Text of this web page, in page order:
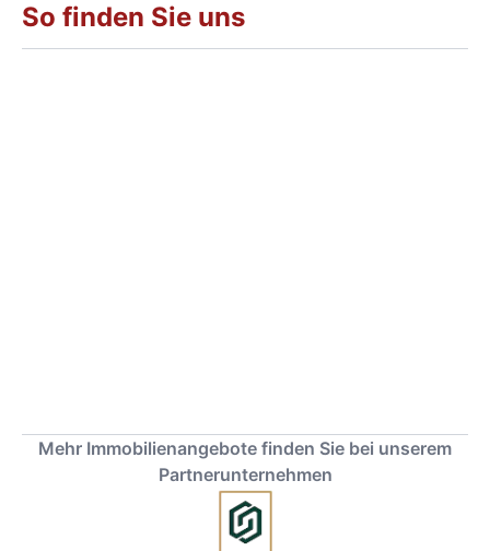
So finden Sie uns
Mehr Immobilienangebote finden Sie bei unserem
Partnerunternehmen